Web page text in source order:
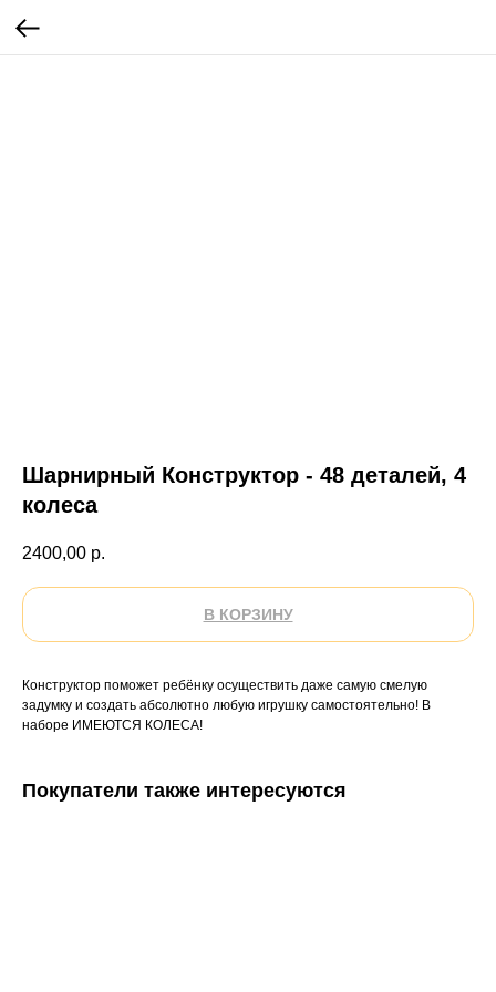
Шарнирный Конструктор - 48 деталей, 4
колеса
2400,00 р.
В КОРЗИНУ
Конструктор поможет ребёнку осуществить даже самую смелую
задумку и создать абсолютно любую игрушку самостоятельно! В
наборе ИМЕЮТСЯ КОЛЕСА!
Покупатели также интересуются